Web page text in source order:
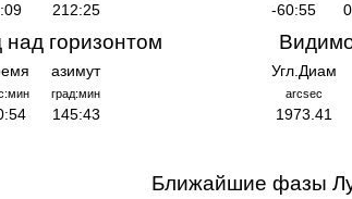
212:25
над горизонтом
азимут
град:мин
145:43
-60:55
Угл.Диам
arcsec
1973.41
Ближайшие фазы